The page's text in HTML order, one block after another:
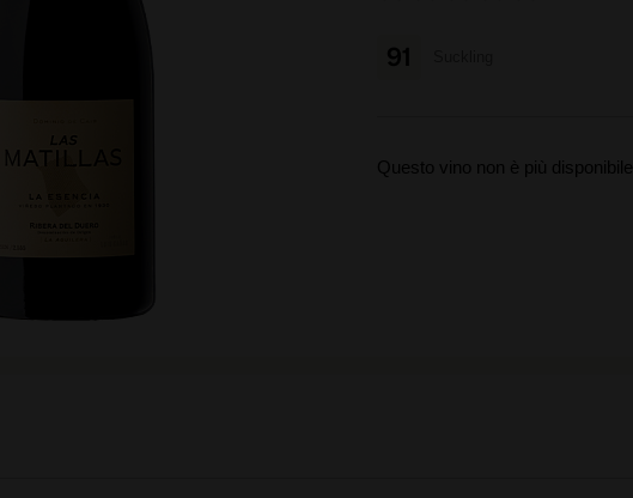
91
Questo vino non è più disponibile